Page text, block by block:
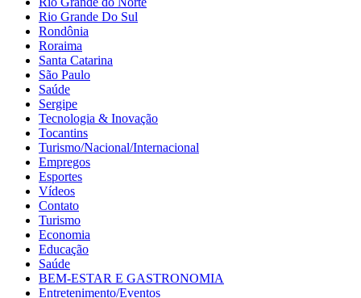
Rio Grande Do Sul
Rondônia
Roraima
Santa Catarina
São Paulo
Saúde
Sergipe
Tecnologia & Inovação
Tocantins
Turismo/Nacional/Internacional
Empregos
Esportes
Vídeos
Contato
Turismo
Economia
Educação
Saúde
BEM-ESTAR E GASTRONOMIA
Entretenimento/Eventos